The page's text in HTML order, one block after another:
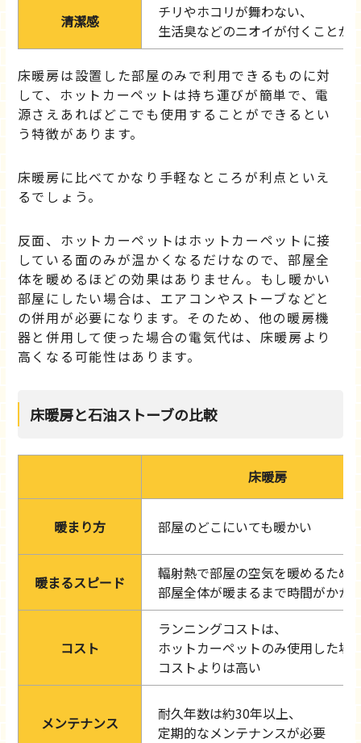
清潔感
チリやホコリが舞わない、
生活臭などのニオイが付くことが
床暖房は設置した部屋のみで利用できるものに対
して、ホットカーペットは持ち運びが簡単で、電
源さえあればどこでも使用することができるとい
う特徴があります。
床暖房に比べてかなり手軽なところが利点といえ
るでしょう。
反面、ホットカーペットはホットカーペットに接
している面のみが温かくなるだけなので、部屋全
体を暖めるほどの効果はありません。もし暖かい
部屋にしたい場合は、エアコンやストーブなどと
の併用が必要になります。そのため、他の暖房機
器と併用して使った場合の電気代は、床暖房より
高くなる可能性はあります。
床暖房と石油ストーブの比較
床暖房
暖まり方 部屋のどこにいても暖かい
暖まるスピード
輻射熱で部屋の空気を暖めるため
部屋全体が暖まるまで時間がかか
コスト
ランニングコストは、
ホットカーペットのみ使用した場
コストよりは高い
メンテナンス
耐久年数は約30年以上、
定期的なメンテナンスが必要